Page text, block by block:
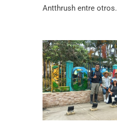
Antthrush entre otros.